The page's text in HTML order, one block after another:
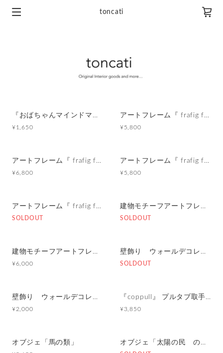
toncati
『おばちゃんマインドマグネット』沖縄柄
¥1,650
アートフレーム『 frafig frame』
¥5,800
アートフレーム『 frafig frame』
¥6,800
アートフレーム『 frafig frame』
¥5,800
アートフレーム『 frafig frame』
SOLDOUT
建物モチーフアートフレーム『 まるで雲のおうち』
SOLDOUT
建物モチーフアートフレーム『 たぶんおいしいレストラン』(赤とみどり)
¥6,000
壁飾り ウォールデコレーション「鳥」
SOLDOUT
壁飾り ウォールデコレーション「鳥」
¥2,000
『coppull』 プルタブ取手の小さな一輪挿し
¥3,850
オブジェ「馬の類」 オブジェ「太陽の民 のようなものたち」